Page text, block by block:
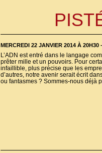
MERCREDI 22 JANVIER 2014 À 20H30
L’ADN est entré dans le langage
prêter mille et un pouvoirs. Pour
infaillible, plus précise que les
d’autres, notre avenir serait écrit
ou fantasmes ? Sommes-nous déjà